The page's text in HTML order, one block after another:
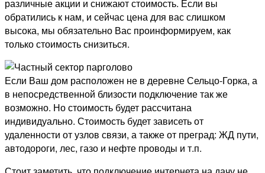
различные акции и снижают стоимость. Если вы
обратились к нам, и сейчас цена для вас слишком
высока, мы обязательно Вас проинформируем, как
только стоимость снизиться.
Если Ваш дом расположен не в деревне Сельцо-Горка, а
в непосредственной близости подключение так же
возможно. Но стоимость будет рассчитана
индивидуально. Стоимость будет зависеть от
удаленности от узлов связи, а также от преград: ЖД пути,
автодороги, лес, газо и нефте проводы и т.п.